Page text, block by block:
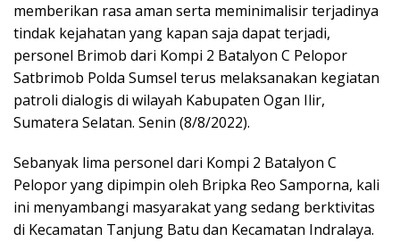
memberikan rasa aman serta meminimalisir terjadinya
tindak kejahatan yang kapan saja dapat terjadi,
personel Brimob dari Kompi 2 Batalyon C Pelopor
Satbrimob Polda Sumsel terus melaksanakan kegiatan
patroli dialogis di wilayah Kabupaten Ogan Ilir,
Sumatera Selatan. Senin (8/8/2022).
Sebanyak lima personel dari Kompi 2 Batalyon C
Pelopor yang dipimpin oleh Bripka Reo Samporna, kali
ini menyambangi masyarakat yang sedang berktivitas
di Kecamatan Tanjung Batu dan Kecamatan Indralaya.